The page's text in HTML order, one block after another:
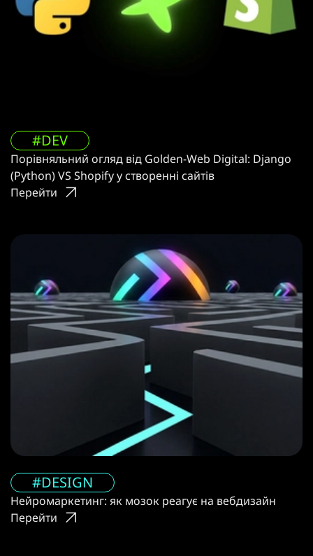
#DEV
Порівняльний огляд від Golden-Web Digital: Django
(Python) VS Shopify у створенні сайтів
Перейти
#DESIGN
Нейромаркетинг: як мозок реагує на вебдизайн
Перейти